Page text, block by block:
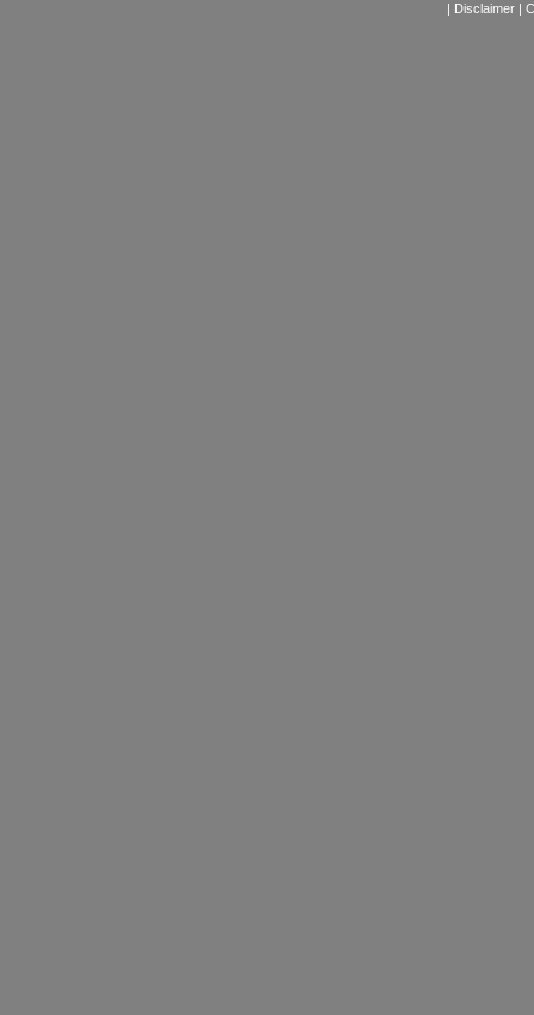
| Disclaimer|